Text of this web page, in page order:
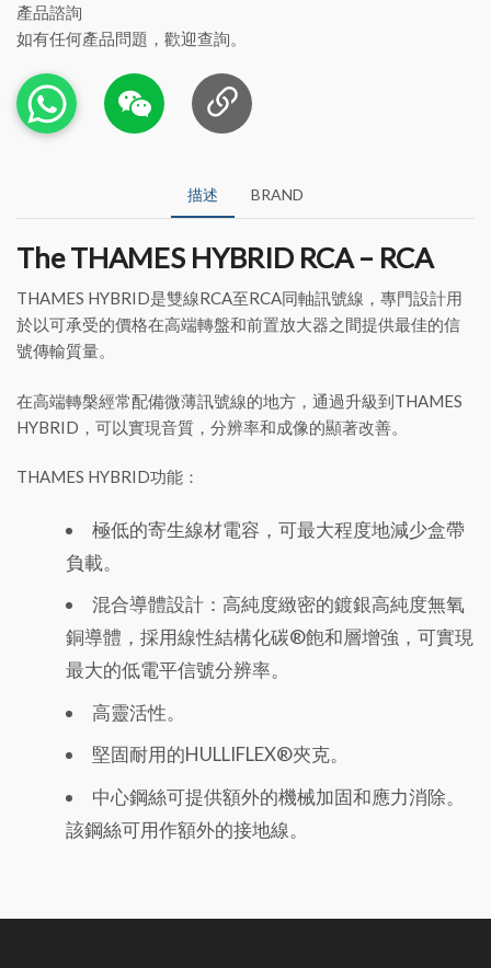
產品諮詢
如有任何產品問題，歡迎查詢。
描述 BRAND
The THAMES HYBRID RCA – RCA
THAMES HYBRID是雙線RCA至RCA同軸訊號線，專門設計用
於以可承受的價格在高端轉盤和前置放大器之間提供最佳的信
號傳輸質量。
在高端轉槃經常配備微薄訊號線的地方，通過升級到THAMES
HYBRID，可以實現音質，分辨率和成像的顯著改善。
THAMES HYBRID功能：
極低的寄生線材電容，可最大程度地減少盒帶
負載。
混合導體設計：高純度緻密的鍍銀高純度無氧
銅導體，採用線性結構化碳®飽和層增強，可實現
最大的低電平信號分辨率。
高靈活性。
堅固耐用的HULLIFLEX®夾克。
中心鋼絲可提供額外的機械加固和應力消除。
該鋼絲可用作額外的接地線。